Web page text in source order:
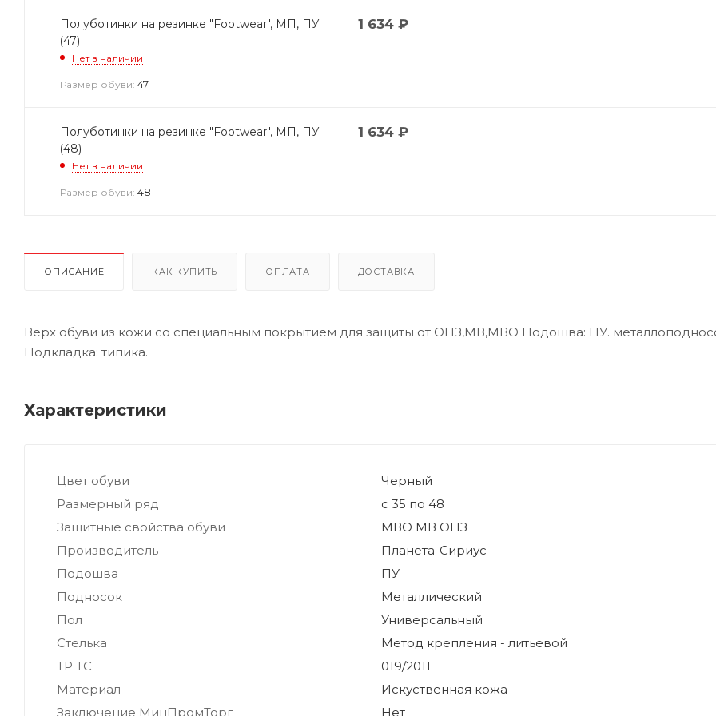
Полуботинки на резинке "Footwear", МП, ПУ
(47)
Нет в наличии
Размер обуви: 47
1 634₽
Полуботинки на резинке "Footwear", МП, ПУ
(48)
Нет в наличии
Размер обуви: 48
1 634₽
ОПИСАНИЕ КАК КУПИТЬ ОПЛАТА ДОСТАВКА
Верх обуви из кожи со специальным покрытием для защиты от ОПЗ,МВ,МВО Подошва: ПУ.
Подкладка: типика.
Характеристики
Цвет обуви
Черный
Размерный ряд
с 35 по 48
Защитные свойства обуви
МВО МВ ОПЗ
Производитель
Планета-Сириус
Подошва
ПУ
Подносок
Металлический
Пол
Универсальный
Стелька
Метод крепления - литьевой
ТР ТС
019/2011
Материал
Искуственная кожа
Заключение МинПромТорг
Нет